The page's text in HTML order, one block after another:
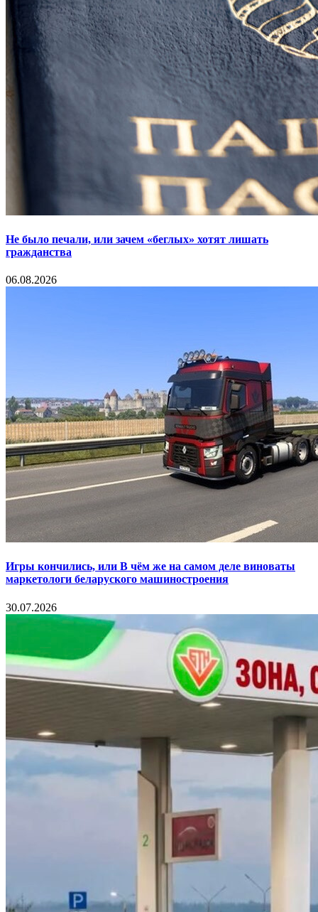
Не было печали, или зачем «беглых» хотят лишать
гражданства
06.08.2026
Игры кончились, или В чём же на самом деле виноваты
маркетологи беларуского машиностроения
30.07.2026